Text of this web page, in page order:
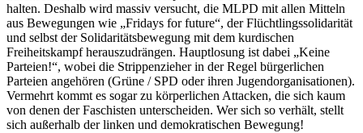
halten. Deshalb wird massiv versucht, die MLPD mit allen Mitteln
aus Bewegungen wie „Fridays for future“, der Flüchtlingssolidarität
und selbst der Solidaritätsbewegung mit dem kurdischen
Freiheitskampf herauszudrängen. Hauptlosung ist dabei „Keine
Parteien!“, wobei die Strippenzieher in der Regel bürgerlichen
Parteien angehören (Grüne / SPD oder ihren Jugendorganisationen).
Vermehrt kommt es sogar zu körperlichen Attacken, die sich kaum
von denen der Faschisten unterscheiden. Wer sich so verhält, stellt
sich außerhalb der linken und demokratischen Bewegung!